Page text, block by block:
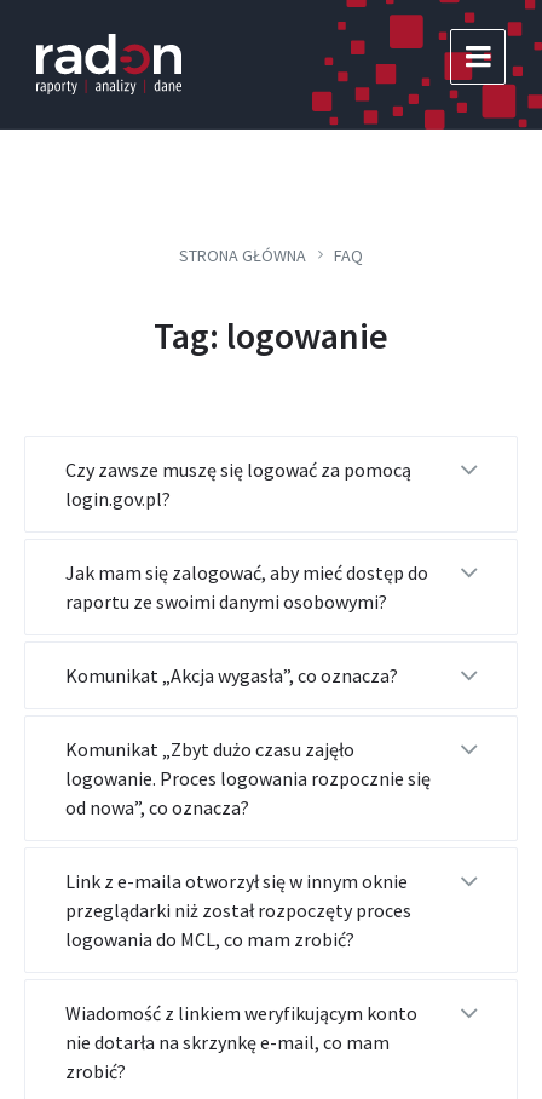
content
main
navigation
footer
STRONA GŁÓWNA FAQ
Tag: logowanie
Czy zawsze muszę się logować za pomocą
login.gov.pl?
Jak mam się zalogować, aby mieć dostęp do
raportu ze swoimi danymi osobowymi?
Komunikat „Akcja wygasła”, co oznacza?
Komunikat „Zbyt dużo czasu zajęło
logowanie. Proces logowania rozpocznie się
od nowa”, co oznacza?
Link z e-maila otworzył się w innym oknie
przeglądarki niż został rozpoczęty proces
logowania do MCL, co mam zrobić?
Wiadomość z linkiem weryfikującym konto
nie dotarła na skrzynkę e-mail, co mam
zrobić?